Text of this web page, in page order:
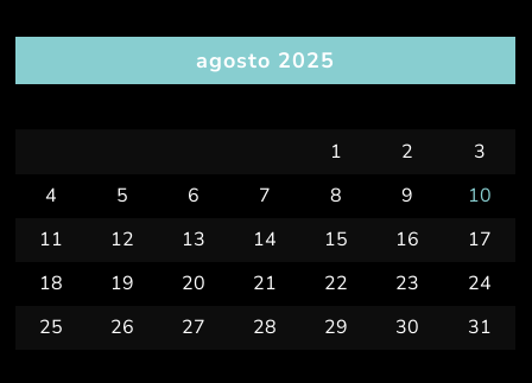
agosto 2025
1
2
3
4
5 6 7 8 9
10
11
12 13 14 15 16
17
18
19 20 21 22 23
24
25
26 27 28 29 30 31